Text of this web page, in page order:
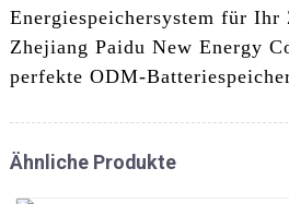
Energiespeichersystem für Ihr
Zhejiang Paidu New Energy
perfekte ODM-
Ähnliche Produkte